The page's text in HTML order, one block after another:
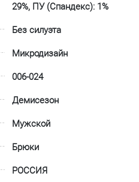
29%, ПУ (Спандекс): 1%
Без силуэта
Микродизайн
006-024
Демисезон
Мужской
Брюки
РОССИЯ